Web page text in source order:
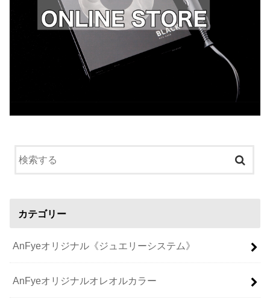
カテゴリー
AnFyeオリジナル《ジュエリーシステム》
AnFyeオリジナルオレオルカラー